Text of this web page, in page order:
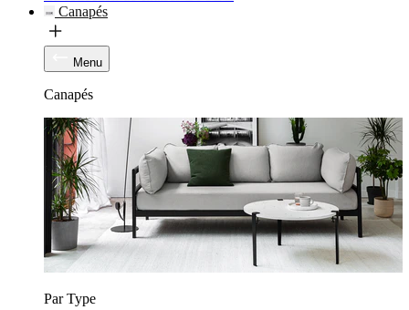
Canapés
Menu
Canapés
Par Type